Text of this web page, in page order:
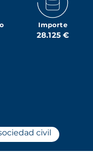
Importe
28.125 €
civil